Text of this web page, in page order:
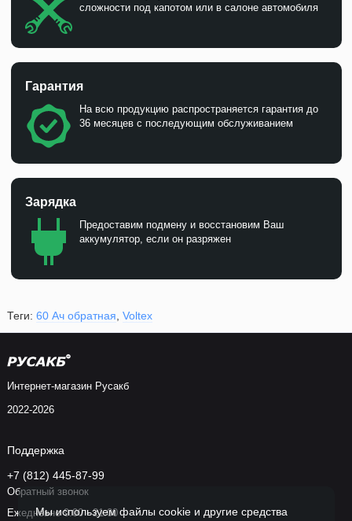
сложности под капотом или в салоне автомобиля
Гарантия
На всю продукцию распространяется гарантия до
36 месяцев с последующим обслуживанием
Зарядка
Предоставим подмену и восстановим Ваш
аккумулятор, если он разряжен
Теги: 60 Ач обратная Voltex
Мы используем файлы cookie и другие средства
Интернет-магазин Русакб
2022-2026
Поддержка
+7 (812) 445-87-99
Обратный звонок
Ежедневно 9:00 - 21:00